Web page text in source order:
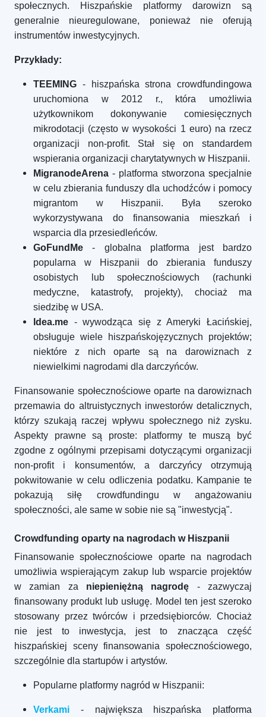
społecznych. Hiszpańskie platformy darowizn są
generalnie nieuregulowane, ponieważ nie oferują
instrumentów inwestycyjnych.
Przykłady:
TEEMING - hiszpańska strona crowdfundingowa
uruchomiona w 2012 r., która umożliwia
użytkownikom dokonywanie comiesięcznych
mikrodotacji (często w wysokości 1 euro) na rzecz
organizacji non-profit. Stał się on standardem
wspierania organizacji charytatywnych w Hiszpanii.
MigranodeArena - platforma stworzona specjalnie
w celu zbierania funduszy dla uchodźców i pomocy
migrantom w Hiszpanii. Była szeroko
wykorzystywana do finansowania mieszkań i
wsparcia dla przesiedleńców.
GoFundMe - globalna platforma jest bardzo
popularna w Hiszpanii do zbierania funduszy
osobistych lub społecznościowych (rachunki
medyczne, katastrofy, projekty), chociaż ma
siedzibę w USA.
Idea.me - wywodząca się z Ameryki Łacińskiej,
obsługuje wiele hiszpańskojęzycznych projektów;
niektóre z nich oparte są na darowiznach z
niewielkimi nagrodami dla darczyńców.
Finansowanie społecznościowe oparte na darowiznach
przemawia do altruistycznych inwestorów detalicznych,
którzy szukają raczej wpływu społecznego niż zysku.
Aspekty prawne są proste: platformy te muszą być
zgodne z ogólnymi przepisami dotyczącymi organizacji
non-profit i konsumentów, a darczyńcy otrzymują
pokwitowanie w celu odliczenia podatku. Kampanie te
pokazują siłę crowdfundingu w angażowaniu
społeczności, ale same w sobie nie są "inwestycją".
Crowdfunding oparty na nagrodach w Hiszpanii
Finansowanie społecznościowe oparte na nagrodach
umożliwia wspierającym zakup lub wsparcie projektów
w zamian za niepieniężną nagrodę - zazwyczaj
finansowany produkt lub usługę. Model ten jest szeroko
stosowany przez twórców i przedsiębiorców. Chociaż
nie jest to inwestycja, jest to znacząca część
hiszpańskiej sceny finansowania społecznościowego,
szczególnie dla startupów i artystów.
Popularne platformy nagród w Hiszpanii:
Verkami - największa hiszpańska platforma